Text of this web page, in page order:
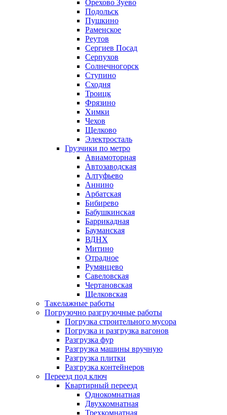
Орехово Зуево
Подольск
Пушкино
Раменское
Реутов
Сергиев Посад
Серпухов
Солнечногорск
Ступино
Сходня
Троицк
Фрязино
Химки
Чехов
Щелково
Электросталь
Грузчики по метро
Авиамоторная
Автозаводская
Алтуфьево
Аннино
Арбатская
Бибирево
Бабушкинская
Баррикадная
Бауманская
ВДНХ
Митино
Отрадное
Румянцево
Савеловская
Чертановская
Щелковская
Такелажные работы
Погрузочно разгрузочные работы
Погрузка строительного мусора
Погрузка и разгрузка вагонов
Разгрузка фур
Разгрузка машины вручную
Разгрузка плитки
Разгрузка контейнеров
Переезд под ключ
Квартирный переезд
Однокомнатная
Двухкомнатная
Трехкомнатная